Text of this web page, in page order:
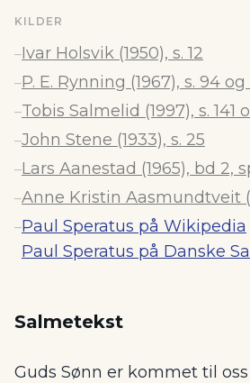
KILDER
–Ivar Holsvik (1950), s. 12
–P. E. Rynning (1967), s. 94
–Tobis Salmelid (1997), s. 141
–John Stene (1933), s. 25
–Lars Aanestad (1965), bd 2,
–Anne Kristin Aasmundtveit
–Paul Speratus på Wikipedia
Paul Speratus på Danske
Salmetekst
Guds Sønn er kommet til